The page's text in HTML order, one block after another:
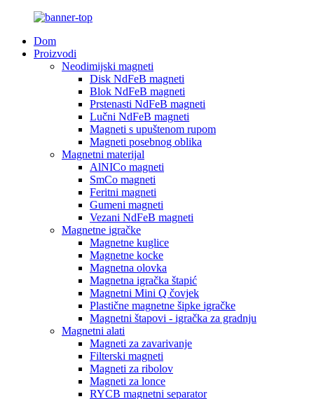
Dom
Proizvodi
Neodimijski magneti
Disk NdFeB magneti
Blok NdFeB magneti
Prstenasti NdFeB magneti
Lučni NdFeB magneti
Magneti s upuštenom rupom
Magneti posebnog oblika
Magnetni materijal
AlNICo magneti
SmCo magneti
Feritni magneti
Gumeni magneti
Vezani NdFeB magneti
Magnetne igračke
Magnetne kuglice
Magnetne kocke
Magnetna olovka
Magnetna igračka štapić
Magnetni Mini Q čovjek
Plastične magnetne šipke igračke
Magnetni štapovi - igračka za gradnju
Magnetni alati
Magneti za zavarivanje
Filterski magneti
Magneti za ribolov
Magneti za lonce
RYCB magnetni separator